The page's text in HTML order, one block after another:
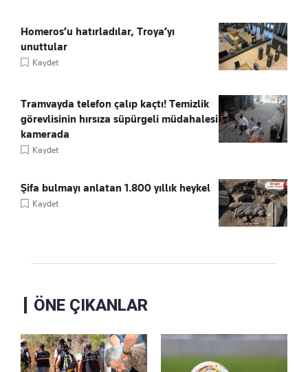
Homeros’u hatırladılar, Troya’yı
unuttular
Kaydet
Tramvayda telefon çalıp kaçtı! Temizlik
görevlisinin hırsıza süpürgeli müdahalesi
kamerada
Kaydet
Şifa bulmayı anlatan 1.800 yıllık heykel
Kaydet
ÖNE ÇIKANLAR